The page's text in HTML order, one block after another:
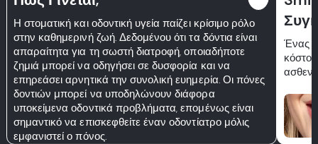
Η στοματική και οδοντική υγεία παίζει κρίσιμο ρόλο
στην καθημερινή ζωή. Δεδομένου ότι τα δόντια είναι
απαραίτητα για τη σωστή διατροφή, οποιαδήποτε
ζημιά μπορεί να οδηγήσει σε δυσφορία και να
επηρεάσει αρνητικά την συνολική ευημερία. Οι πόνες
δοντιών μπορεί να υποδηλώνουν διάφορα
υποκείμενα οδοντικά προβλήματα, επομένως είναι
σημαντικό να επισκεφθείτε έναν οδοντίατρο μόλις
εμφανιστεί ο πόνος.
Ένας